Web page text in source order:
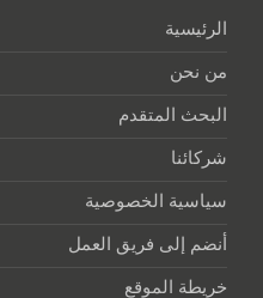
الرئيسية
من نحن
البحث المتقدم
شركائنا
سياسية الخصوصية
أنضم إلى فريق العمل
خريطة الموقع